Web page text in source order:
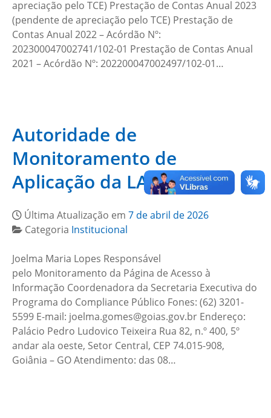
apreciação pelo TCE) Prestação de Contas Anual 2023
(pendente de apreciação pelo TCE) Prestação de
Contas Anual 2022 – Acórdão Nº:
202300047002741/102-01 Prestação de Contas Anual
2021 – Acórdão Nº: 202200047002497/102-01…
Autoridade de
Monitoramento de
Aplicação da LAI
Última Atualização em 7 de abril de 2026
Categoria Institucional
Joelma Maria Lopes Responsável
pelo Monitoramento da Página de Acesso à
Informação Coordenadora da Secretaria Executiva do
Programa do Compliance Público Fones: (62) 3201-
5599 E-mail: joelma.gomes@goias.gov.br Endereço:
Palácio Pedro Ludovico Teixeira Rua 82, n.º 400, 5º
andar ala oeste, Setor Central, CEP 74.015-908,
Goiânia – GO Atendimento: das 08…